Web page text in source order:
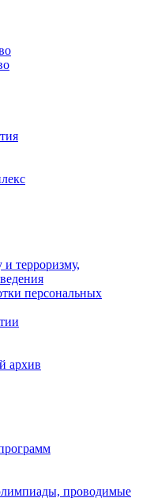
терроризму,
персональных
архив
проводимые